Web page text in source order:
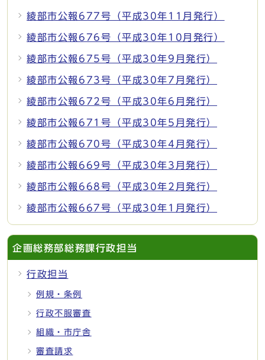
綾部市公報677号（平成30年11月発行）
綾部市公報676号（平成30年10月発行）
綾部市公報675号（平成30年9月発行）
綾部市公報673号（平成30年7月発行）
綾部市公報672号（平成30年6月発行）
綾部市公報671号（平成30年5月発行）
綾部市公報670号（平成30年4月発行）
綾部市公報669号（平成30年3月発行）
綾部市公報668号（平成30年2月発行）
綾部市公報667号（平成30年1月発行）
企画総務部総務課行政担当
行政担当
例規・条例
行政不服審査
組織・市庁舎
審査請求